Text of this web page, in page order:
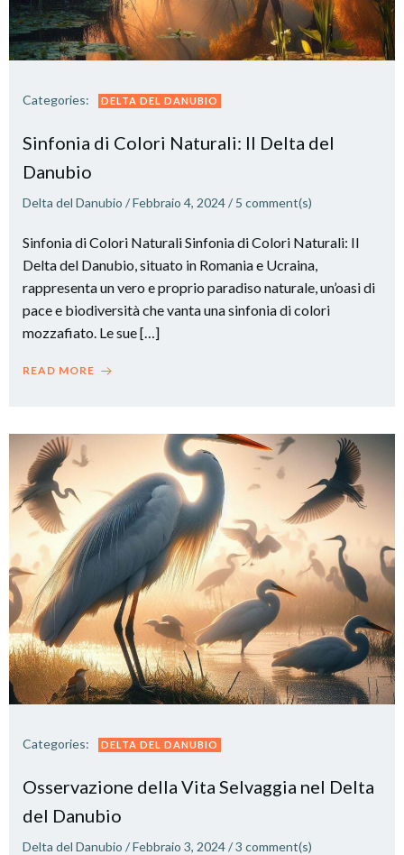
Categories: DELTA DEL DANUBIO
Sinfonia di Colori Naturali: Il Delta del
Danubio
Delta del Danubio /Febbraio 4, 2024/ 5 comment(s)
Sinfonia di Colori Naturali Sinfonia di Colori Naturali: Il
Delta del Danubio, situato in Romania e Ucraina,
rappresenta un vero e proprio paradiso naturale, un’oasi di
pace e biodiversità che vanta una sinfonia di colori
mozzafiato. Le sue […]
READ MORE
Categories: DELTA DEL DANUBIO
Osservazione della Vita Selvaggia nel Delta
del Danubio
Delta del Danubio /Febbraio 3, 2024/3 comment(s)